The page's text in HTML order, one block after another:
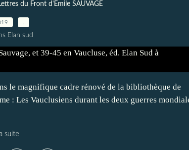
du Front d'Émile SAUVAGE
Elan sud
le magnifique cadre rénové de la bibliothèque de
: Les Vauclusiens durant les deux guerres
suite